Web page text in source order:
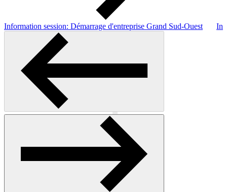
Information session: Démarrage d'entreprise Grand Sud-Ouest
Previous